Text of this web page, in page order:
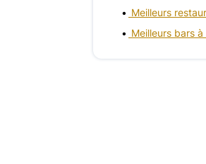
Meilleurs
Meilleurs bars